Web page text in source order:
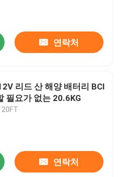
연락처
리드 산 해양 배터리 BCI
필요가 없는 20.6KG
20FT
연락처